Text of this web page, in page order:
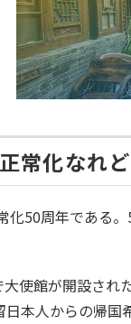
常化なれ
化50周年である
使館が開設さ
本人からの帰